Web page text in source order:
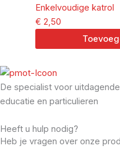
Enkelvoudige katrol
€ 2,50
De specialist voor
educatie en particulieren
Heeft u hulp nodig?
Heb je vragen over onze